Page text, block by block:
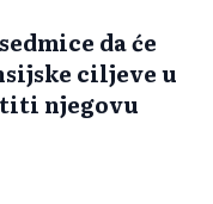
da će
ciljeve u
njegovu